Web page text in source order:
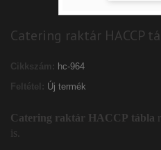
Catering raktár HACCP
Cikkszám: hc-964
Feltétel: Új termék
Catering raktár HACCP tábla
is.